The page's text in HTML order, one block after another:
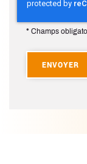
* Champs